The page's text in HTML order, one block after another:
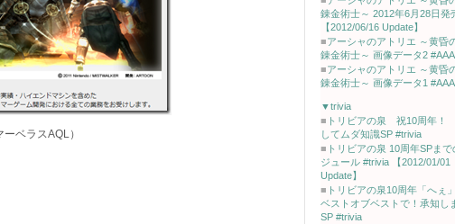
ーベラスAQL）
錬金術士～ 2012年6月28日発
【2012/06/16 Update】
■アーシャのアトリエ ～黄昏
錬金術士～ 画像データ2
■アーシャのアトリエ ～黄昏
錬金術士～ 画像データ1
▼trivia
■ トリビアの泉 祝10周年！
してムダ知識SP #trivia
■ トリビアの泉 10周年SPまで
ジュール #trivia 【2012/01/01
Update】
■ トリビアの泉10周年「へぇ
ベストオブベストで！承知し
SP #trivia